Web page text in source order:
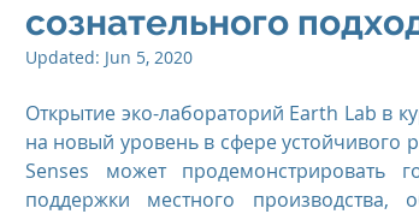
Kaplankaya, Turkey Six Senses Douro
Rome, Italy Six Senses Zil Pasyon,
сознательного
Updated: Jun 5, 2020
Открытие эко-лабораторий Earth Lab в
на новый уровень в сфере устойчивого
Senses может продемонстрировать
поддержки местного